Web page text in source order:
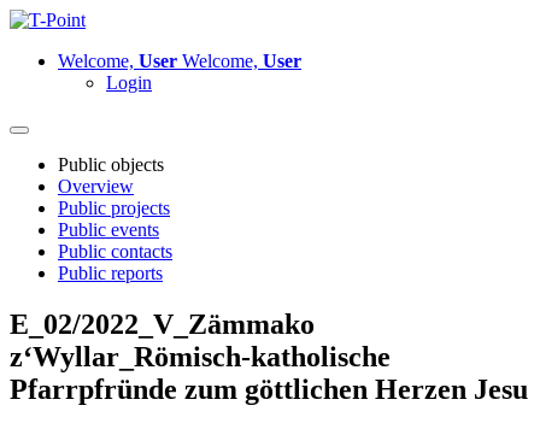
Welcome, User Welcome, User
Login
Public objects
Overview
Public projects
Public events
Public contacts
Public reports
E_02/2022_V_Zämmako
z‘Wyllar_Römisch-katholische
Pfarrpfründe zum göttlichen Herzen Jesu